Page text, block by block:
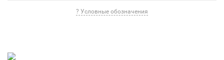
? Условные обозначения